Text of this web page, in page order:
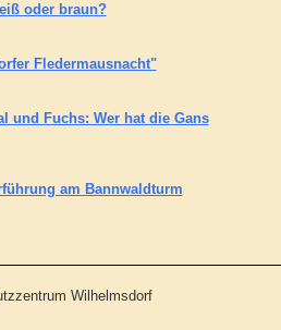
oder braun?
Fledermausnacht"
und Fuchs: Wer hat die Gans
am Bannwaldturm